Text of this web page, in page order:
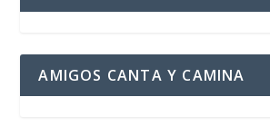
AMIGOS CANTA Y CAMINA